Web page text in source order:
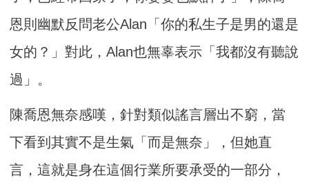
恩則幽默反問老公Alan「你的私生子是男的還是
女的？」對此，Alan也無辜表示「我都沒有聽說
過」。
陳喬恩無奈感嘆，針對類似謠言層出不窮，當
下看到其實不是生氣「而是無奈」，但她直
言，這就是身在這個行業所要承受的一部分，